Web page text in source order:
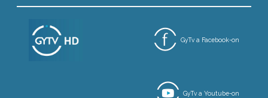
GyTv a Facebook-on
GyTv a Youtube-on